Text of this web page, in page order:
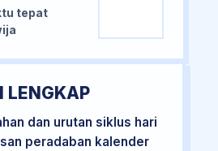
tepat
LENGKAP
dan urutan siklus hari
peradaban kalender